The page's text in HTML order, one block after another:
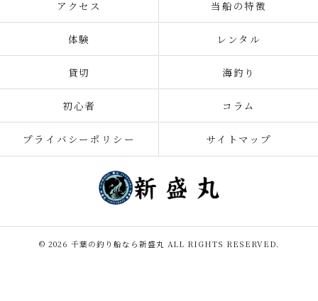
アクセス 当船の特徴
体験 レンタル
貸切 海釣り
初心者 コラム
プライバシーポリシー サイトマップ
© 2026 千葉の釣り船なら新盛丸 ALL RIGHTS RESERVED.